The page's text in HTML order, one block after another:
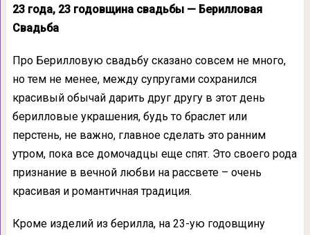
23 года, 23 годовщина свадьбы — Берилловая
Свадьба
Про Берилловую свадьбу сказано совсем не много,
но тем не менее, между супругами сохранился
красивый обычай дарить друг другу в этот день
берилловые украшения, будь то браслет или
перстень, не важно, главное сделать это ранним
утром, пока все домочадцы еще спят. Это своего рода
признание в вечной любви на рассвете – очень
красивая и романтичная традиция.
Кроме изделий из берилла, на 23-ую годовщину